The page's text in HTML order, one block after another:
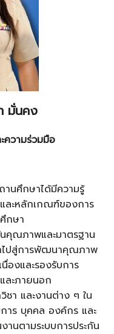
มั่นคง
ความร่วมมือ
านศึกษาได้มีความรู้
ละหลักเกณฑ์ของการ
กษา
คุณภาพและมาตรฐาน
ไปสู่การพัฒนาคุณภาพ
องและรองรับการ
ละภายนอก
า และงานต่าง ๆ ใน
าร บุคคล องค์กร และ
นตามระบบการประกัน